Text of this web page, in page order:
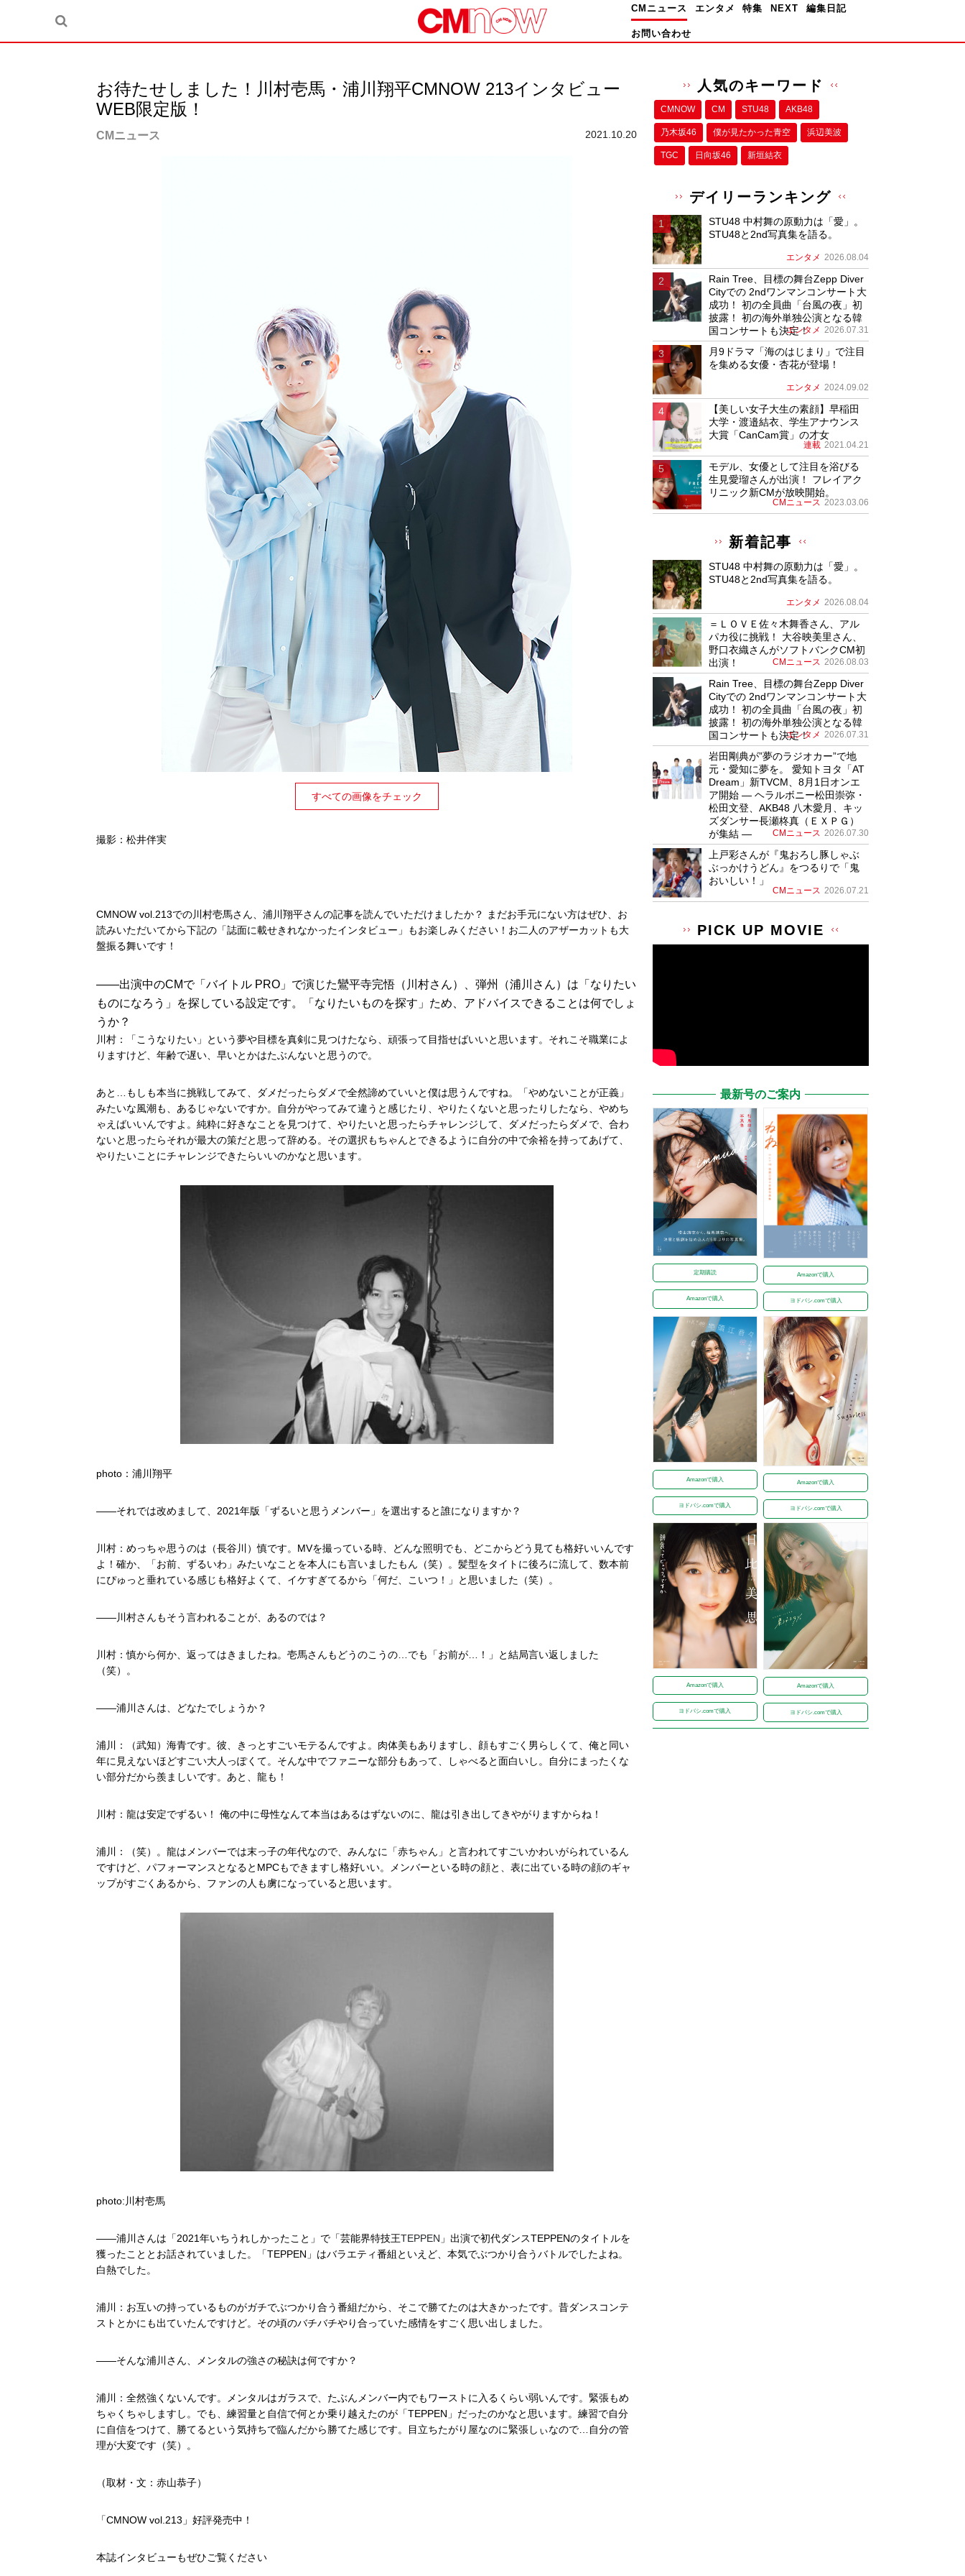
CMニュース エンタメ 特集 NEXT 編集日記
お問い合わせ
お待たせしました！川村壱馬・浦川翔平CMNOW 213インタビュー
WEB限定版！
CMニュース 2021.10.20
すべての画像をチェック
撮影：松井伴実
CMNOW vol.213での川村壱馬さん、浦川翔平さんの記事を読んでいただけましたか？ まだお手元にない方はぜひ、お
読みいただいてから下記の「誌面に載せきれなかったインタビュー」もお楽しみください！お二人のアザーカットも大
盤振る舞いです！
――出演中のCMで「バイトル PRO」で演じた鸞平寺完悟（川村さん）、弾州（浦川さん）は「なりたい
ものになろう」を探している設定です。「なりたいものを探す」ため、アドバイスできることは何でしょ
うか？
川村：「こうなりたい」という夢や目標を真剣に見つけたなら、頑張って目指せばいいと思います。それこそ職業によ
りますけど、年齢で遅い、早いとかはたぶんないと思うので。
あと…もしも本当に挑戦してみて、ダメだったらダメで全然諦めていいと僕は思うんですね。「やめないことが正義」
みたいな風潮も、あるじゃないですか。自分がやってみて違うと感じたり、やりたくないと思ったりしたなら、やめち
ゃえばいいんですよ。純粋に好きなことを見つけて、やりたいと思ったらチャレンジして、ダメだったらダメで、合わ
ないと思ったらそれが最大の策だと思って辞める。その選択もちゃんとできるように自分の中で余裕を持ってあげて、
やりたいことにチャレンジできたらいいのかなと思います。
photo：浦川翔平
――それでは改めまして、2021年版「ずるいと思うメンバー」を選出すると誰になりますか？
川村：めっちゃ思うのは（長谷川）慎です。MVを撮っている時、どんな照明でも、どこからどう見ても格好いいんです
よ！確か、「お前、ずるいわ」みたいなことを本人にも言いましたもん（笑）。髪型をタイトに後ろに流して、数本前
にぴゅっと垂れている感じも格好よくて、イケすぎてるから「何だ、こいつ！」と思いました（笑）。
――川村さんもそう言われることが、あるのでは？
川村：慎から何か、返ってはきましたね。壱馬さんもどうのこうの…でも「お前が…！」と結局言い返しました
（笑）。
――浦川さんは、どなたでしょうか？
浦川：（武知）海青です。彼、きっとすごいモテるんですよ。肉体美もありますし、顔もすごく男らしくて、俺と同い
年に見えないほどすごい大人っぽくて。そんな中でファニーな部分もあって、しゃべると面白いし。自分にまったくな
い部分だから羨ましいです。あと、龍も！
川村：龍は安定でずるい！ 俺の中に母性なんて本当はあるはずないのに、龍は引き出してきやがりますからね！
浦川：（笑）。龍はメンバーでは末っ子の年代なので、みんなに「赤ちゃん」と言われてすごいかわいがられているん
ですけど、パフォーマンスとなるとMPCもできますし格好いい。メンバーといる時の顔と、表に出ている時の顔のギャ
ップがすごくあるから、ファンの人も虜になっていると思います。
photo:川村壱馬
――浦川さんは「2021年いちうれしかったこと」で「芸能界特技王TEPPEN 」出演で初代ダンスTEPPENのタイトルを
獲ったこととお話されていました。「TEPPEN」はバラエティ番組といえど、本気でぶつかり合うバトルでしたよね。
白熱でした。
浦川：お互いの持っているものがガチでぶつかり合う番組だから、そこで勝てたのは大きかったです。昔ダンスコンテ
ストとかにも出ていたんですけど。その頃のバチバチやり合っていた感情をすごく思い出しました。
――そんな浦川さん、メンタルの強さの秘訣は何ですか？
浦川：全然強くないんです。メンタルはガラスで、たぶんメンバー内でもワーストに入るくらい弱いんです。緊張もめ
ちゃくちゃしますし。でも、練習量と自信で何とか乗り越えたのが「TEPPEN」だったのかなと思います。練習で自分
に自信をつけて、勝てるという気持ちで臨んだから勝てた感じです。目立ちたがり屋なのに緊張しぃなので…自分の管
理が大変です（笑）。
（取材・文：赤山恭子）
「CMNOW vol.213」好評発売中！
本誌インタビューもぜひご覧ください
人気のキーワード
CMNOW CM STU48 AKB48
乃木坂46 僕が⾒たかった⻘空 浜辺美波
TGC 日向坂46 新垣結衣
デイリーランキング
STU48 中村舞の原動力は「愛」。
STU48と2nd写真集を語る。
エンタメ 2026.08.04
Rain Tree、目標の舞台Zepp Diver
Cityでの 2ndワンマンコンサート大
成功！ 初の全員曲「台風の夜」初
披露！ 初の海外単独公演となる韓
国コンサートも決定！
エンタメ 2026.07.31
月9ドラマ「海のはじまり」で注目
を集める女優・杏花が登場！
エンタメ 2024.09.02
【美しい女子大生の素顔】早稲田
大学・渡邉結衣、学生アナウンス
大賞「CanCam賞」の才女
連載 2021.04.21
モデル、女優として注目を浴びる
生見愛瑠さんが出演！ フレイアク
リニック新CMが放映開始。
CMニュース 2023.03.06
新着記事
STU48 中村舞の原動力は「愛」。
STU48と2nd写真集を語る。
エンタメ 2026.08.04
＝ＬＯＶＥ佐々木舞香さん、アル
パカ役に挑戦！ 大谷映美里さん、
野口衣織さんがソフトバンクCM初
出演！
CMニュース 2026.08.03
Rain Tree、目標の舞台Zepp Diver
Cityでの 2ndワンマンコンサート大
成功！ 初の全員曲「台風の夜」初
披露！ 初の海外単独公演となる韓
国コンサートも決定！
エンタメ 2026.07.31
岩田剛典が”夢のラジオカー”で地
元・愛知に夢を。 愛知トヨタ「AT
Dream」新TVCM、8月1日オンエ
ア開始 ― ヘラルボニー松田崇弥・
松田文登、AKB48 八木愛月、キッ
ズダンサー長瀬柊真（ＥＸＰＧ）
が集結 ―
CMニュース 2026.07.30
上戸彩さんが『鬼おろし豚しゃぶ
ぶっかけうどん』をつるりで「鬼
おいしい！」
CMニュース 2026.07.21
PICK UP MOVIE
最新号のご案内
定期購読
Amazonで購入
Amazonで購入
ヨドバシ.comで購入
Amazonで購入
ヨドバシ.comで購入
Amazonで購入
ヨドバシ.comで購入
Amazonで購入
ヨドバシ.comで購入
Amazonで購入
ヨドバシ.comで購入